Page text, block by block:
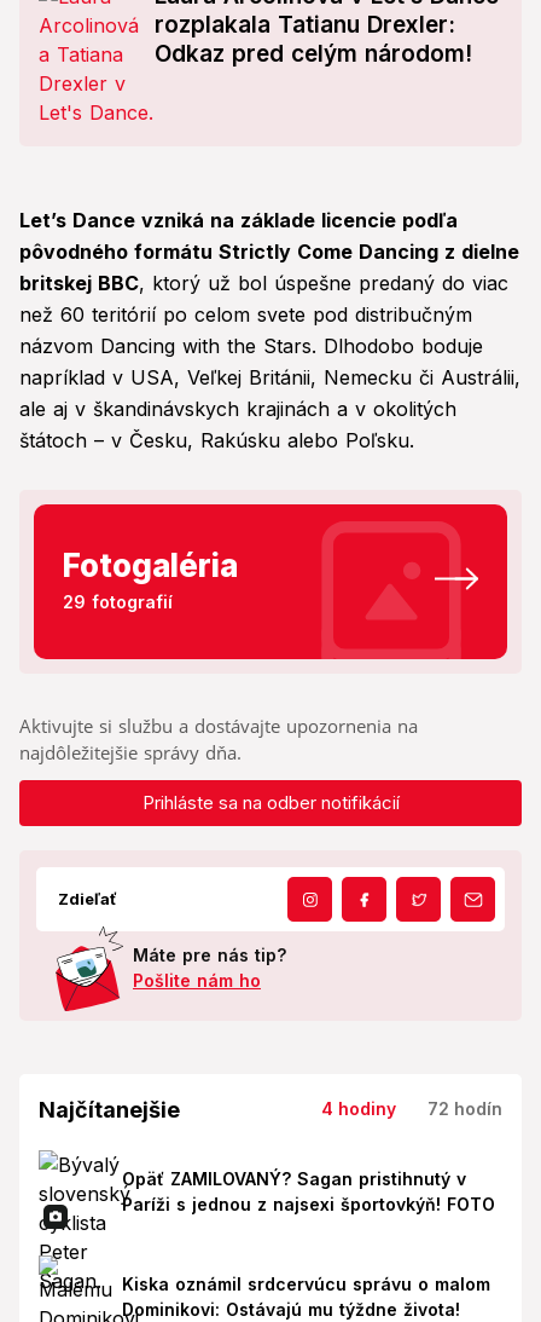
rozplakala Tatianu Drexler:
Odkaz pred celým národom!
Let’s Dance vzniká na základe licencie podľa
pôvodného formátu Strictly Come Dancing z dielne
britskej BBC, ktorý už bol úspešne predaný do viac
než 60 teritórií po celom svete pod distribučným
názvom Dancing with the Stars. Dlhodobo boduje
napríklad v USA, Veľkej Británii, Nemecku či Austrálii,
ale aj v škandinávskych krajinách a v okolitých
štátoch – v Česku, Rakúsku alebo Poľsku.
Fotogaléria
29 fotografií
Aktivujte si službu a dostávajte upozornenia na
najdôležitejšie správy dňa.
Prihláste sa na odber notifikácií
Zdieľať
Máte pre nás tip?
Pošlite nám ho
Najčítanejšie 4 hodiny 72 hodín
Opäť ZAMILOVANÝ? Sagan pristihnutý v
Paríži s jednou z najsexi športovkýň! FOTO
Kiska oznámil srdcervúcu správu o malom
Dominikovi: Ostávajú mu týždne života!